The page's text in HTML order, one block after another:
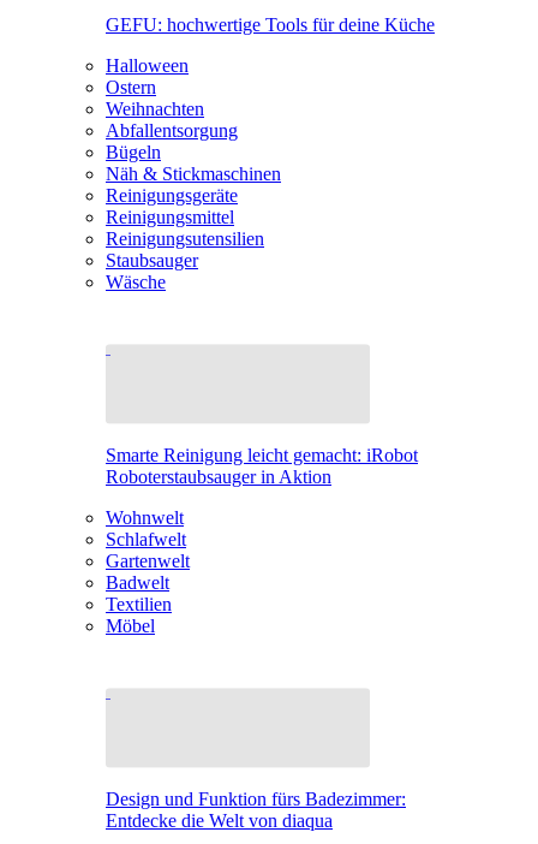
GEFU: hochwertige Tools für deine Küche
Halloween
Ostern
Weihnachten
Abfallentsorgung
Bügeln
Näh & Stickmaschinen
Reinigungsgeräte
Reinigungsmittel
Reinigungsutensilien
Staubsauger
Wäsche
Smarte Reinigung leicht gemacht: iRobot
Roboterstaubsauger in Aktion
Wohnwelt
Schlafwelt
Gartenwelt
Badwelt
Textilien
Möbel
Design und Funktion fürs Badezimmer:
Entdecke die Welt von diaqua